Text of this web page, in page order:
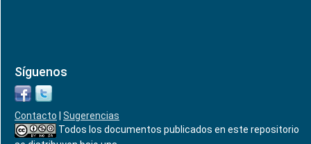
Síguenos
Contacto
Sugerencias
Todos los documentos publicados en este repositorio